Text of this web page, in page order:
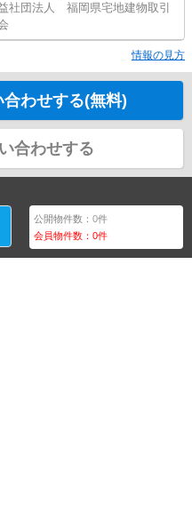
社団法人 福岡県宅地建物取引
情報の見方
わせする(無料)
合わせする
公開物件数：0件
会員物件数：0件